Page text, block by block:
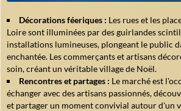
Décorations féeriques : Les rues et les
Loire sont illuminées par des guirlandes
installations lumineuses, plongeant le public
enchantée. Les commerçants et artisans
soin, créant un véritable village de Noël.
Rencontres et partages : Le marché est
échanger avec des artisans passionnés,
et partager un moment convivial autour d'un